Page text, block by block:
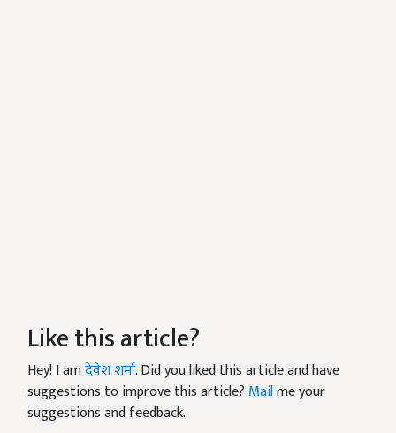
Like this article?
Hey! I amदेवेश शर्मा. Did you liked this article and have
suggestions to improve this article? Mailme your
suggestions and feedback.